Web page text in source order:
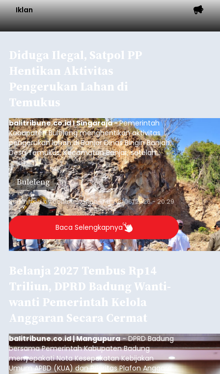
mengalami penurunan pendapatan, terutama
akibat pemangkasan dana Transfer Ke Luar
Daerah (TKD) dari pemerintah pusat.
Submitted by contributor on Thu, 08/06/2026 - 20:33
Baca Selengkapnya
Iklan